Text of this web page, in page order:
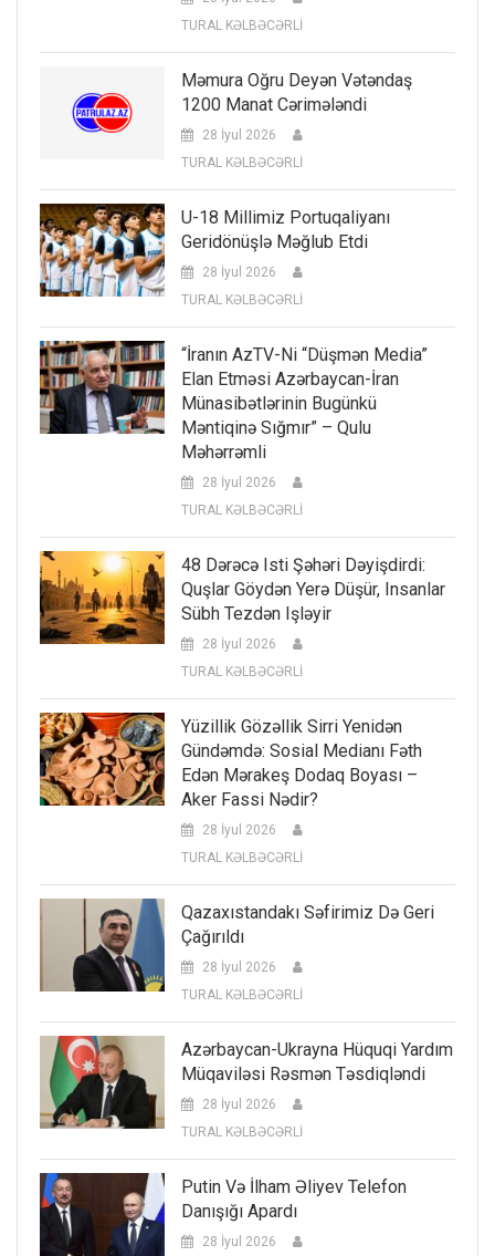
TURAL KƏLBƏCƏRLİ
Məmura Oğru Deyən Vətəndaş
1200 Manat Cərimələndi
28 İyul 2026
TURAL KƏLBƏCƏRLİ
U-18 Millimiz Portuqaliyanı
Geridönüşlə Məğlub Etdi
28 İyul 2026
TURAL KƏLBƏCƏRLİ
“İranın AzTV-Ni “düşmən Media”
Elan Etməsi Azərbaycan-İran
Münasibətlərinin Bugünkü
Məntiqinə Sığmır” – Qulu
Məhərrəmli
28 İyul 2026
TURAL KƏLBƏCƏRLİ
48 Dərəcə Isti Şəhəri Dəyişdirdi:
Quşlar Göydən Yerə Düşür, Insanlar
Sübh Tezdən Işləyir
28 İyul 2026
TURAL KƏLBƏCƏRLİ
Yüzillik Gözəllik Sirri Yenidən
Gündəmdə: Sosial Medianı Fəth
Edən Mərakeş Dodaq Boyası –
Aker Fassi Nədir?
28 İyul 2026
TURAL KƏLBƏCƏRLİ
Qazaxıstandakı Səfirimiz Də Geri
Çağırıldı
28 İyul 2026
TURAL KƏLBƏCƏRLİ
Azərbaycan-Ukrayna Hüquqi Yardım
Müqaviləsi Rəsmən Təsdiqləndi
28 İyul 2026
TURAL KƏLBƏCƏRLİ
Putin Və İlham Əliyev Telefon
Danışığı Apardı
28 İyul 2026